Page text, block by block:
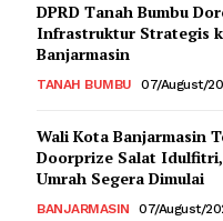
DPRD Tanah Bumbu
Infrastruktur Strategis
Banjarmasin
TANAH BUMBU 07/August/
Wali Kota Banjarmasin
Doorprize Salat
Umrah Segera Dimulai
BANJARMASIN 07/August/